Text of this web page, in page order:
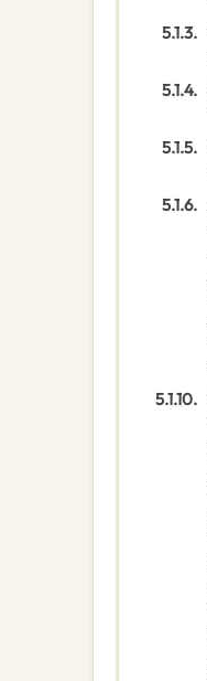
5.1.3.
5.1.4.
5.1.5.
5.1.6.
5.1.10.